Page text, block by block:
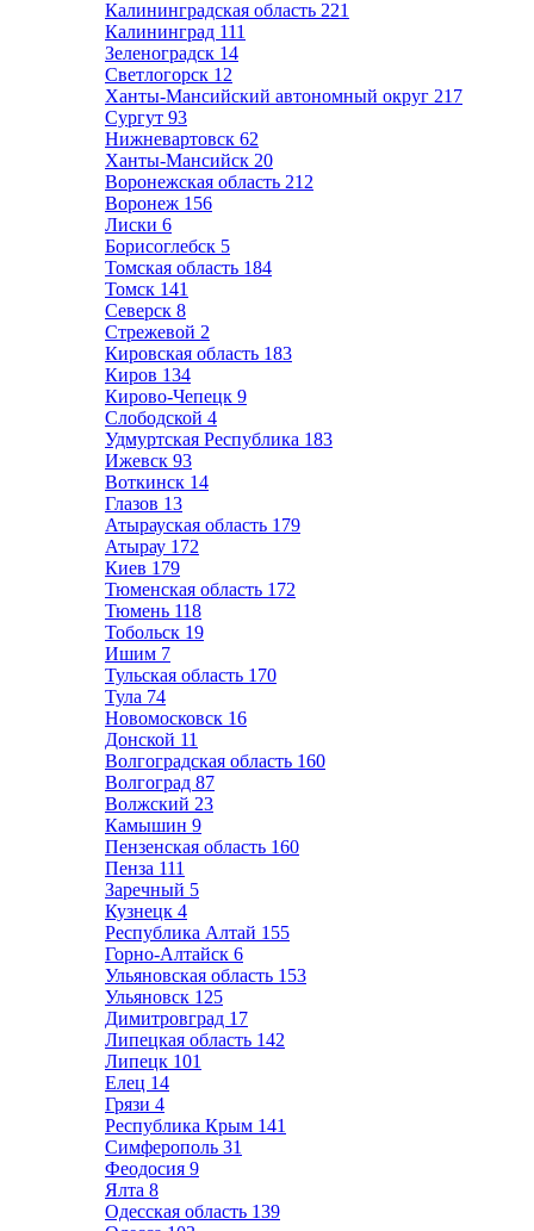
Калининградская область 221
Калининград 111
Зеленоградск 14
Светлогорск 12
Ханты-Мансийский автономный округ 217
Сургут 93
Нижневартовск 62
Ханты-Мансийск 20
Воронежская область 212
Воронеж 156
Лиски 6
Борисоглебск 5
Томская область 184
Томск 141
Северск 8
Стрежевой 2
Кировская область 183
Киров 134
Кирово-Чепецк 9
Слободской 4
Удмуртская Республика 183
Ижевск 93
Воткинск 14
Глазов 13
Атырауская область 179
Атырау 172
Киев 179
Тюменская область 172
Тюмень 118
Тобольск 19
Ишим 7
Тульская область 170
Тула 74
Новомосковск 16
Донской 11
Волгоградская область 160
Волгоград 87
Волжский 23
Камышин 9
Пензенская область 160
Пенза 111
Заречный 5
Кузнецк 4
Республика Алтай 155
Горно-Алтайск 6
Ульяновская область 153
Ульяновск 125
Димитровград 17
Липецкая область 142
Липецк 101
Елец 14
Грязи 4
Республика Крым 141
Симферополь 31
Феодосия 9
Ялта 8
Одесская область 139